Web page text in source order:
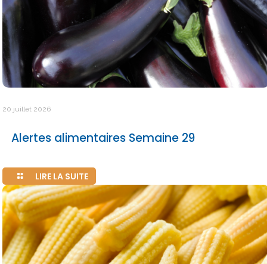
20 juillet 2026
Alertes alimentaires Semaine 29
LIRE LA SUITE